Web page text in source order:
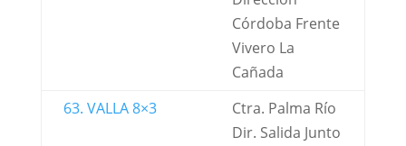
Córdoba Frente
Vivero La
Cañada
63. VALLA 8×3
Ctra. Palma Río
Dir. Salida Junto